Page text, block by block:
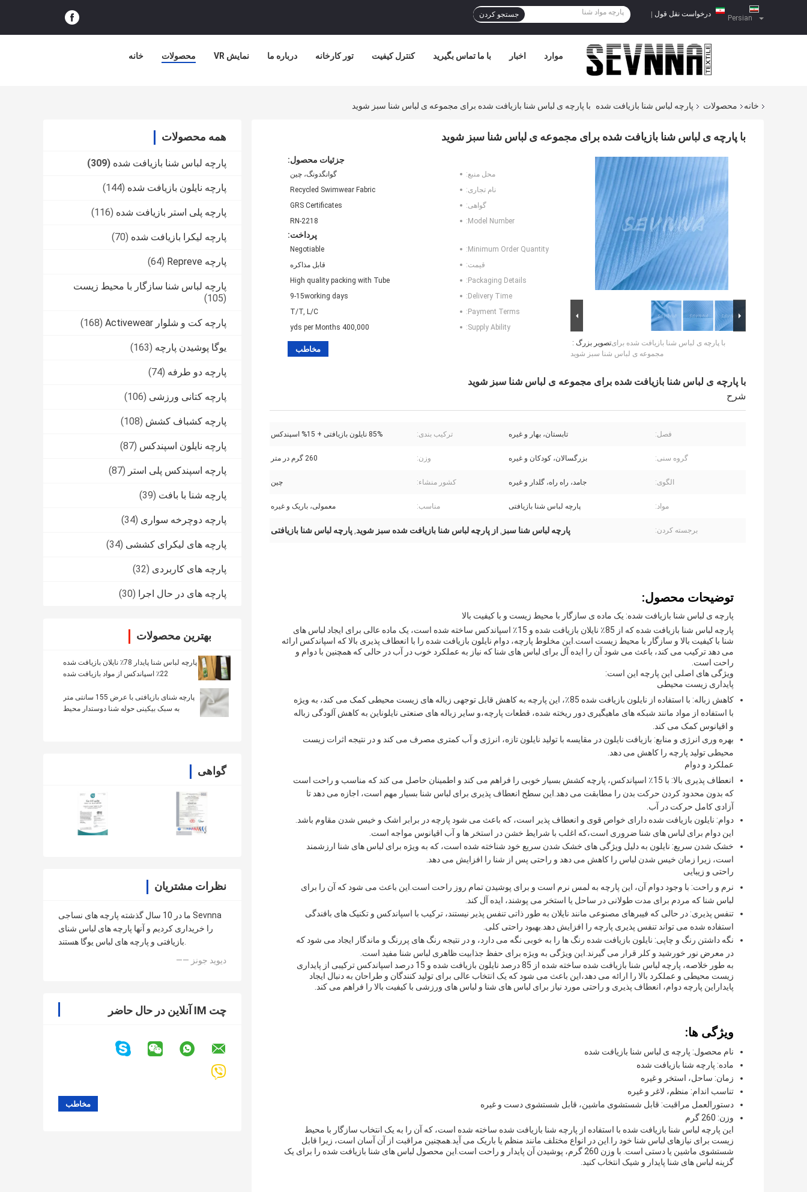
Persian درخواست نقل قول جستجو کردن
خانه محصولات نمایش VR درباره ما تور کارخانه کنترل کیفیت با ما تماس بگیرید اخبار موارد
خانه محصولات پارچه لباس شنا بازیافت شده با پارچه ی لباس شنا بازیافت شده برای مجموعه ی لباس شنا سبز شوید
همه محصولات
پارچه لباس شنا بازیافت شده (309)
پارچه نایلون بازیافت شده (144)
پارچه پلی استر بازیافت شده (116)
پارچه لیکرا بازیافت شده (70)
پارچه Repreve (64)
پارچه لباس شنا سازگار با محیط زیست
(105)
پارچه کت و شلوار Activewear (168)
یوگا پوشیدن پارچه (163)
پارچه دو طرفه (74)
پارچه کتانی ورزشی (106)
پارچه کشباف کشش (108)
پارچه نایلون اسپندکس (87)
پارچه اسپندکس پلی استر (87)
پارچه شنا با بافت (39)
پارچه دوچرخه سواری (34)
پارچه های لیکرای کششی (34)
پارچه های کاربردی (32)
پارچه های در حال اجرا (30)
بهترین محصولات
پارچه لباس شنا پایدار 78٪ نایلان بازیافت شده
22٪ اسپاندکس از مواد بازیافت شده
پارچه شنای بازیافتی با عرض 155 سانتی متر
به سبک بیکینی حوله شنا دوستدار محیط
گواهی
نظرات مشتریان
ما در 10 سال گذشته پارچه های نساجی Sevnna
را خریداری کردیم و آنها پارچه های لباس شنای
بازیافتی و پارچه های لباس یوگا هستند.
—— دیوید جونز
چت IM آنلاین در حال حاضر
با پارچه ی لباس شنا بازیافت شده برای مجموعه ی لباس شنا سبز شوید
تصویر بزرگ :با پارچه ی لباس شنا بازیافت شده برای
مجموعه ی لباس شنا سبز شوید
جزئیات محصول:
محل منبع:
گوانگدونگ، چین
نام تجاری:
Recycled Swimwear Fabric
گواهی:
GRS Certificates
Model Number:
RN-2218
پرداخت:
Minimum Order Quantity:
Negotiable
قیمت:
قابل مذاکره
Packaging Details:
High quality packing with Tube
Delivery Time:
9-15working days
Payment Terms:
T/T, L/C
Supply Ability:
400,000 yds per Months
مخاطب
با پارچه ی لباس شنا بازیافت شده برای مجموعه ی لباس شنا سبز شوید
شرح
فصل: تابستان، بهار و غیره ترکیب بندی: 85% نایلون بازیافتی + 15% اسپندکس
گروه سنی: بزرگسالان، کودکان و غیره وزن: 260 گرم در متر
الگوی: جامد، راه راه، گلدار و غیره کشور منشاء: چین
مواد: پارچه لباس شنا بازیافتی مناسب: معمولی، باریک و غیره
برجسته کردن: پارچه لباس شنا سبز , از پارچه لباس شنا بازیافت شده سبز شوید, پارچه لباس شنا بازیافتی
توضیحات محصول:
پارچه ی لباس شنا بازیافت شده: یک ماده ی سازگار با محیط زیست و با کیفیت بالا
پارچه لباس شنا بازیافت شده که از 85٪ نایلان بازیافت شده و 15٪ اسپاندکس ساخته شده است، یک ماده عالی برای ایجاد لباس های
شنا با کیفیت بالا و سازگار با محیط زیست است.این مخلوط پارچه، دوام نایلون بازیافت شده را با انعطاف پذیری بالا که اسپاندکس ارائه
می دهد ترکیب می کند، باعث می شود آن را ایده آل برای لباس های شنا که نیاز به عملکرد خوب در آب در حالی که همچنین با دوام و
راحت است.
ویژگی های اصلی این پارچه این است:
پایداری زیست محیطی
کاهش زباله: با استفاده از نایلون بازیافت شده 85٪، این پارچه به کاهش قابل توجهی زباله های زیست محیطی کمک می کند، به ویژه
با استفاده از مواد مانند شبکه های ماهیگیری دور ریخته شده، قطعات پارچه،و سایر زباله های صنعتی نایلوناین به کاهش آلودگی زباله
و اقیانوس کمک می کند.
بهره وری انرژی و منابع: بازیافت نایلون در مقایسه با تولید نایلون تازه، انرژی و آب کمتری مصرف می کند و در نتیجه اثرات زیست
محیطی تولید پارچه را کاهش می دهد.
عملکرد و دوام
انعطاف پذیری بالا: با 15٪ اسپاندکس، پارچه کشش بسیار خوبی را فراهم می کند و اطمینان حاصل می کند که مناسب و راحت است
که بدون محدود کردن حرکت بدن را مطابقت می دهد.این سطح انعطاف پذیری برای لباس شنا بسیار مهم است، اجازه می دهد تا
آزادی کامل حرکت در آب.
دوام: نایلون بازیافت شده دارای خواص قوی و انعطاف پذیر است، که باعث می شود پارچه در برابر اشک و خیس شدن مقاوم باشد.
این دوام برای لباس های شنا ضروری است،که اغلب با شرایط خشن در استخر ها و آب اقیانوس مواجه است.
خشک شدن سریع: نایلون به دلیل ویژگی های خشک شدن سریع خود شناخته شده است، که به ویژه برای لباس های شنا ارزشمند
است، زیرا زمان خیس شدن لباس را کاهش می دهد و راحتی پس از شنا را افزایش می دهد.
راحتی و زیبایی
نرم و راحت: با وجود دوام آن، این پارچه به لمس نرم است و برای پوشیدن تمام روز راحت است.این باعث می شود که آن را برای
لباس شنا که مردم برای مدت طولانی در ساحل یا استخر می پوشند، ایده آل کند.
تنفس پذیری: در حالی که فیبرهای مصنوعی مانند نایلان به طور ذاتی تنفس پذیر نیستند، ترکیب با اسپاندکس و تکنیک های بافندگی
استفاده شده می تواند تنفس پذیری پارچه را افزایش دهد.بهبود راحتی کلی.
نگه داشتن رنگ و چاپی: نایلون بازیافت شده رنگ ها را به خوبی نگه می دارد، و در نتیجه رنگ های پررنگ و ماندگار ایجاد می شود که
در معرض نور خورشید و کلر قرار می گیرند.این ویژگی به ویژه برای حفظ جذابیت ظاهری لباس شنا مفید است.
به طور خلاصه، پارچه لباس شنا بازیافت شده ساخته شده از 85 درصد نایلون بازیافت شده و 15 درصد اسپاندکس ترکیبی از پایداری
زیست محیطی و عملکرد بالا را ارائه می دهد،این باعث می شود که یک انتخاب عالی برای تولید کنندگان و طراحان به دنبال ایجاد
پایداراین پارچه دوام، انعطاف پذیری و راحتی مورد نیاز برای لباس های شنا و لباس های ورزشی با کیفیت بالا را فراهم می کند.
ویژگی ها:
نام محصول: پارچه ی لباس شنا بازیافت شده
ماده: پارچه شنا بازیافت شده
زمان: ساحل، استخر و غیره
تناسب اندام: منظم، لاغر و غیره
دستورالعمل مراقبت: قابل شستشوی ماشین، قابل شستشوی دست و غیره
وزن: 260 گرم
این پارچه لباس شنا بازیافت شده با استفاده از پارچه شنا بازیافت شده ساخته شده است، که آن را به یک انتخاب سازگار با محیط
زیست برای نیازهای لباس شنا خود را.این در انواع مختلف مانند منظم یا باریک می آید.همچنین مراقبت از آن آسان است، زیرا قابل
شستشوی ماشین یا دستی است. با وزن 260 گرم، پوشیدن آن پایدار و راحت است.این محصول لباس های شنا بازیافت شده را برای یک
گزینه لباس های شنا پایدار و شیک انتخاب کنید.